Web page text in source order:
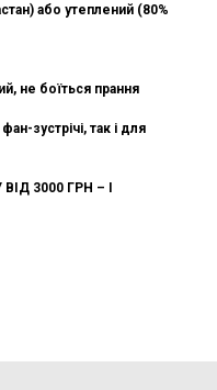
або утеплений (80%
не боїться прання
зустрічі, так і для
3000 ГРН – І